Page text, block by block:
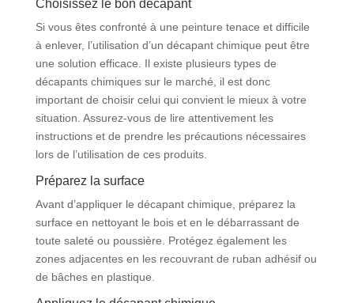
Choisissez le bon décapant
Si vous êtes confronté à une peinture tenace et difficile
à enlever, l’utilisation d’un décapant chimique peut être
une solution efficace. Il existe plusieurs types de
décapants chimiques sur le marché, il est donc
important de choisir celui qui convient le mieux à votre
situation. Assurez-vous de lire attentivement les
instructions et de prendre les précautions nécessaires
lors de l’utilisation de ces produits.
Préparez la surface
Avant d’appliquer le décapant chimique, préparez la
surface en nettoyant le bois et en le débarrassant de
toute saleté ou poussière. Protégez également les
zones adjacentes en les recouvrant de ruban adhésif ou
de bâches en plastique.